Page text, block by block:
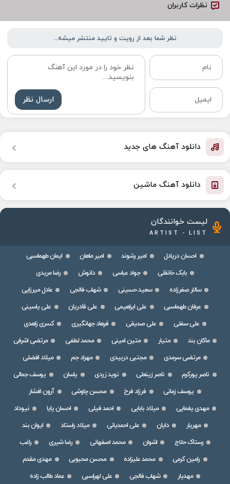
نظرات کاربران
نظر شما بعد از رویت و تایید منتشر میشه...
ارسال نظر
دانلود آهنگ های جدید
دانلود آهنگ ماشین
لیست خوانندگان
ARTIST - LIST
احسان دریادل امیر رشوند امیر ماهان
ایمان طهماسبی
بابک خانقلی
جواد عباسی دانوش
رضا مریدی
سالار صفرزاده
سعید حسینی شهاب فالجی
عادل میرزایی
عرفان طهماسبی
علی ابراهیمی علی قادریان
علی یاسینی
علی سفلی
علی صدیقی فرهاد جهانگیری
کسری زاهدی
ماکان بند
متیار متین امینی محمد لطفی
مرتضی اشرفی
مرتضی سرمدی
مجتبی دربیدی مهراد جم
میلاد افضلی
ناصر پورکرم
ناصر زینعلی نوید زردی یاسان
یوسف جمالی
یوسف زمانی
فرزاد فرخ محسن چاوشی
آرون افشار
مهدی یغمایی
میلاد بابایی احمد فیلی احسان پایا
نیوداد
مهریار
دایان علی احمدیانی میلاد راستاد
ایوان بند
رستاک حلاج
اشوان محمد اصفهانی رضا شیری
راغب
رامین کرمی
محمد علیزاده محسن محبوبی
مهدی مقدم
مهدیار
شهاب فالجی علی لهراسبی عماد طالب زاده